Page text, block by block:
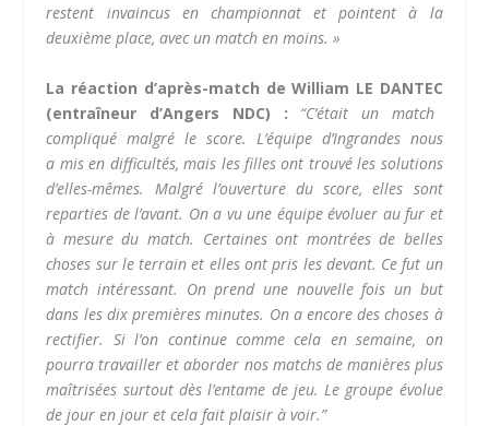
restent invaincus en championnat et pointent à la
deuxième place, avec un match en moins. »
La réaction d’après-match de William LE DANTEC
(entraîneur d’Angers NDC) :
“C’était un match
compliqué malgré le score.
L’équipe d’Ingrandesnous
a mis en difficultés, mais les filles ont trouvé les solutions
d’elles-mêmes.
Malgré l’ouverture du score, elles sont
reparties de l’avant. On a vu une équipe évoluer au fur et
à mesure du match. Certaines ont montrées de belles
choses sur le terrain et elles ont pris les devant. Ce fut un
match intéressant. On prend une nouvelle fois un but
dans les dix premières minutes. On a encore des choses à
rectifier. Si l’on continue comme cela en semaine, on
pourra travailler et aborder nos matchs de manières plus
maîtrisées surtout dès l’entame de jeu. Le groupe évolue
de jour en jour et cela fait plaisirà voir.”